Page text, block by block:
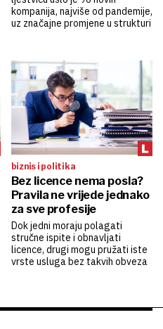
kompanija, najviše od pandemije,
uz značajne promjene u strukturi
biznis i politika
Bez licence nema posla?
Pravila ne vrijede jednako
za sve profesije
Dok jedni moraju polagati
stručne ispite i obnavljati
licence, drugi mogu pružati iste
vrste usluga bez takvih obveza